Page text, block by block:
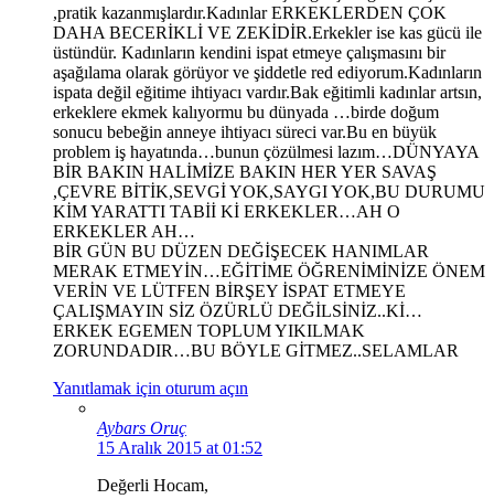
,pratik kazanmışlardır.Kadınlar ERKEKLERDEN ÇOK
DAHA BECERİKLİ VE ZEKİDİR.Erkekler ise kas gücü ile
üstündür. Kadınların kendini ispat etmeye çalışmasını bir
aşağılama olarak görüyor ve şiddetle red ediyorum.Kadınların
ispata değil eğitime ihtiyacı vardır.Bak eğitimli kadınlar artsın,
erkeklere ekmek kalıyormu bu dünyada …birde doğum
sonucu bebeğin anneye ihtiyacı süreci var.Bu en büyük
problem iş hayatında…bunun çözülmesi lazım…DÜNYAYA
BİR BAKIN HALİMİZE BAKIN HER YER SAVAŞ
,ÇEVRE BİTİK,SEVGİ YOK,SAYGI YOK,BU DURUMU
KİM YARATTI TABİİ Kİ ERKEKLER…AH O
ERKEKLER AH…
BİR GÜN BU DÜZEN DEĞİŞECEK HANIMLAR
MERAK ETMEYİN…EĞİTİME ÖĞRENİMİNİZE ÖNEM
VERİN VE LÜTFEN BİRŞEY İSPAT ETMEYE
ÇALIŞMAYIN SİZ ÖZÜRLÜ DEĞİLSİNİZ..Kİ…
ERKEK EGEMEN TOPLUM YIKILMAK
ZORUNDADIR…BU BÖYLE GİTMEZ..SELAMLAR
Yanıtlamak için oturum açın
Aybars Oruç
15 Aralık 2015 at 01:52
Değerli Hocam,